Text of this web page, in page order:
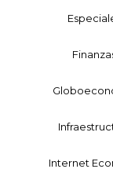
Internet